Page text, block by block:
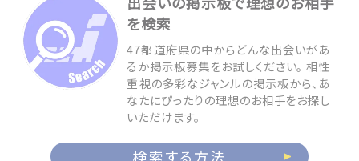
を検索
47都道府県の中からどんな出会いがあ
るか掲示板募集をお試しください。 相性
重視の多彩なジャンルの掲示板から、あ
なたにぴったりの理想のお相手をお探し
いただけます。
検索する方法